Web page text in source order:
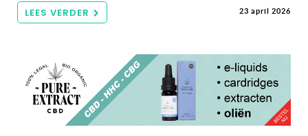
LEES VERDER 23 april 2026